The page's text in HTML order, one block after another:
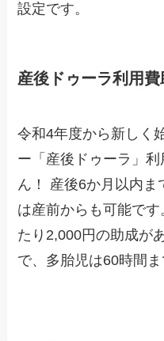
設定です。
産後ドゥーラ利用
令和4年度から新しく
ー「産後ドゥーラ」
ん！ 産後6か月以内
は産前からも可能で
たり2,000円の助成が
で、多胎児は60時間ま